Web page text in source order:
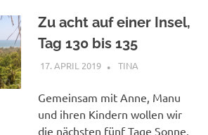
Zu acht auf einer Insel,
Tag 130 bis 135
17. APRIL 2019 TINA
Gemeinsam mit Anne, Manu
und ihren Kindern wollen wir
die nächsten fünf Tage Sonne,